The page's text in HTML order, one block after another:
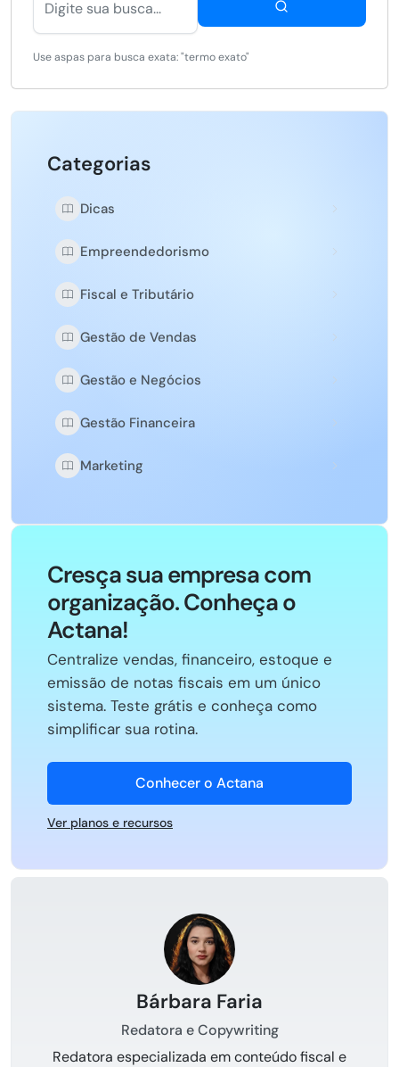
Use aspas para busca exata: "termo exato"
Categorias
Dicas
Empreendedorismo
Fiscal e Tributário
Gestão de Vendas
Gestão e Negócios
Gestão Financeira
Marketing
Cresça sua empresa com
organização. Conheça o
Actana!
Centralize vendas, financeiro, estoque e
emissão de notas fiscais em um único
sistema. Teste grátis e conheça como
simplificar sua rotina.
Conhecer o Actana
Ver planos e recursos
Bárbara Faria
Redatora e Copywriting
Redatora especializada em conteúdo fiscal e